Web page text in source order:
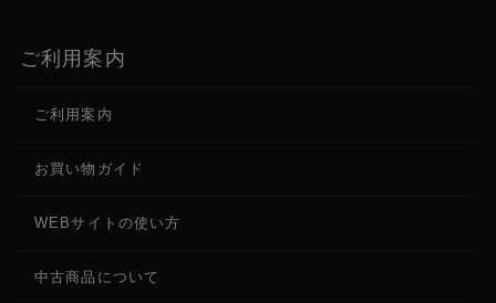
ご利用案内
ご利用案内
お買い物ガイド
WEBサイトの使い方
中古商品について